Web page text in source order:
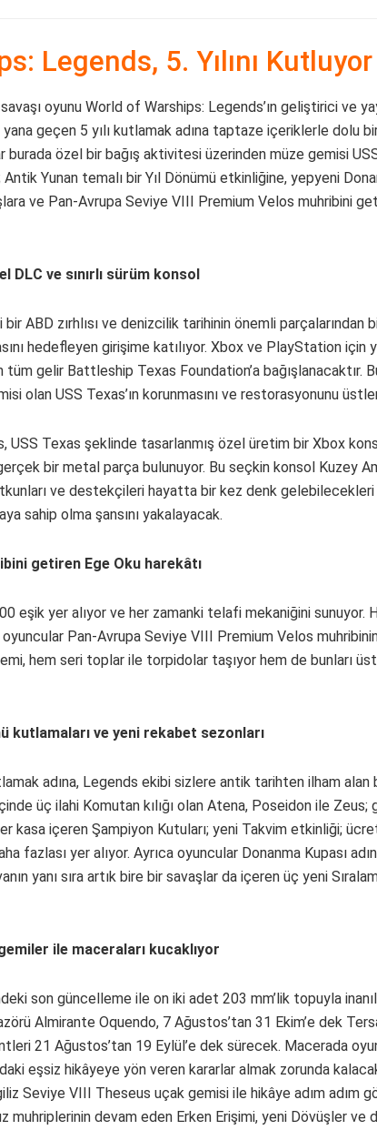
Legends, 5. Yılını Kutluyor
oyunu World of Warships: Legends’ın geliştirici ve
yana geçen 5 yılı kutlamak adına taptaze içeriklerle dolu
burada özel bir bağış aktivitesi üzerinden müze gemisi USS
Yunan temalı bir Yıl Dönümü etkinliğine, yepyeni
ve Pan-Avrupa Seviye VIII Premium Velos muhribini
DLC ve sınırlı sürüm konsol
ABD zırhlısı ve denizcilik tarihinin önemli parçalarından
hedefleyen girişime katılıyor. Xbox ve PlayStation için
tüm gelir Battleship Texas Foundation’a bağışlanacaktır.
olan USS Texas’ın korunmasını ve restorasyonunu
USS Texas şeklinde tasarlanmış özel üretim bir Xbox
bir metal parça bulunuyor. Bu seçkin konsol Kuzey
ve destekçileri hayatta bir kez denk
sahip olma şansını yakalayacak.
getiren Ege Oku harekâtı
eşik yer alıyor ve her zamanki telafi mekaniğini sunuyor.
Pan-Avrupa Seviye VIII Premium Velos
hem seri toplar ile torpidolar taşıyor hem de bunları
kutlamaları ve yeni rekabet sezonları
adına, Legends ekibi sizlere antik tarihten ilham
üç ilahi Komutan kılığı olan Atena, Poseidon ile Zeus;
kasa içeren Şampiyon Kutuları; yeni Takvim etkinliği;
fazlası yer alıyor. Ayrıca oyuncular Donanma Kupası
yanı sıra artık bire bir savaşlar da içeren üç yeni
ile maceraları kucaklıyor
son güncelleme ile on iki adet 203 mm’lik topuyla
Almirante Oquendo, 7 Ağustos’tan 31 Ekim’e dek
21 Ağustos’tan 19 Eylül’e dek sürecek. Macerada
eşsiz hikâyeye yön veren kararlar almak zorunda
Seviye VIII Theseus uçak gemisi ile hikâye adım adım
muhriplerinin devam eden Erken Erişimi, yeni Dövüşler ve